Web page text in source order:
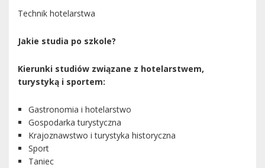
Technik hotelarstwa
Jakie studia po szkole?
Kierunki studiów związane z hotelarstwem,
turystyką i sportem:
Gastronomia i hotelarstwo
Gospodarka turystyczna
Krajoznawstwo i turystyka historyczna
Sport
Taniec